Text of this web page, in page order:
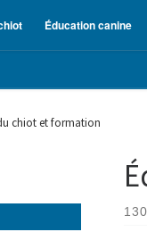
Éducation canine
chiot et formation